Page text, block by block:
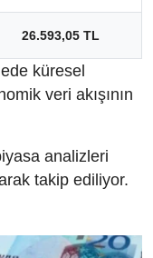
26.593,05 TL
küresel
veri akışının
analizleri
takip ediliyor.